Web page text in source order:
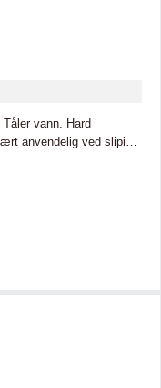
vann. Hard
anvendelig ved sliping